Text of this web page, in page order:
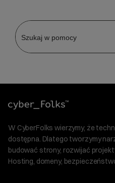
W CyberFolks wierzymy, że
dostępna. Dlatego tworzymy
budować strony, rozwijać
Hosting, domeny,